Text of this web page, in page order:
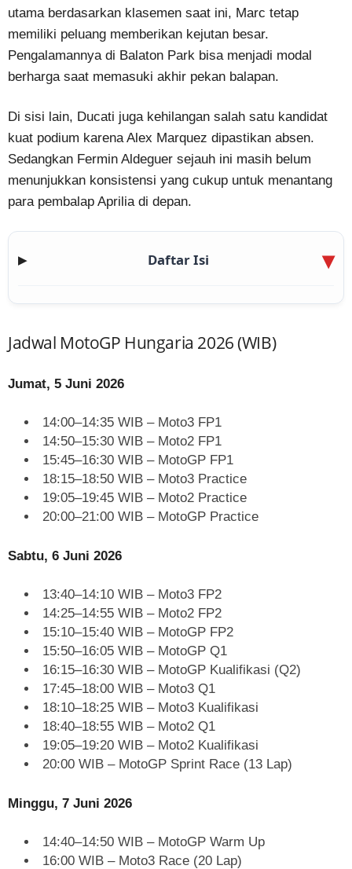
utama berdasarkan klasemen saat ini, Marc tetap
memiliki peluang memberikan kejutan besar.
Pengalamannya di Balaton Park bisa menjadi modal
berharga saat memasuki akhir pekan balapan.
Di sisi lain, Ducati juga kehilangan salah satu kandidat
kuat podium karena Alex Marquez dipastikan absen.
Sedangkan Fermin Aldeguer sejauh ini masih belum
menunjukkan konsistensi yang cukup untuk menantang
para pembalap Aprilia di depan.
▶ Daftar Isi
Jadwal MotoGP Hungaria 2026 (WIB)
Jumat, 5 Juni 2026
14:00–14:35 WIB – Moto3 FP1
14:50–15:30 WIB – Moto2 FP1
15:45–16:30 WIB – MotoGP FP1
18:15–18:50 WIB – Moto3 Practice
19:05–19:45 WIB – Moto2 Practice
20:00–21:00 WIB – MotoGP Practice
Sabtu, 6 Juni 2026
13:40–14:10 WIB – Moto3 FP2
14:25–14:55 WIB – Moto2 FP2
15:10–15:40 WIB – MotoGP FP2
15:50–16:05 WIB – MotoGP Q1
16:15–16:30 WIB – MotoGP Kualifikasi (Q2)
17:45–18:00 WIB – Moto3 Q1
18:10–18:25 WIB – Moto3 Kualifikasi
18:40–18:55 WIB – Moto2 Q1
19:05–19:20 WIB – Moto2 Kualifikasi
20:00 WIB – MotoGP Sprint Race (13 Lap)
Minggu, 7 Juni 2026
14:40–14:50 WIB – MotoGP Warm Up
16:00 WIB – Moto3 Race (20 Lap)